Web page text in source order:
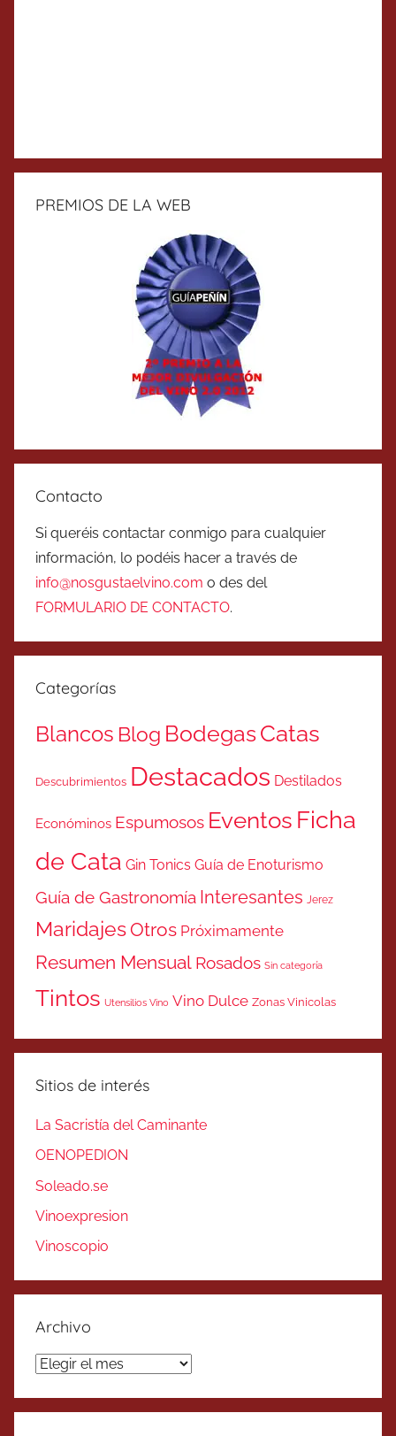
PREMIOS DE LA WEB
Contacto
Si queréis contactar conmigo para cualquier
información, lo podéis hacer a través de
info@nosgustaelvino.com o des del
FORMULARIO DE CONTACTO.
Categorías
Blancos Blog BodegasCatas
Descubrimientos Destacados Destilados
Económinos Espumosos Eventos Ficha
de Cata Gin Tonics Guía de Enoturismo
Guía de Gastronomía Interesantes Jerez
MaridajesOtros Próximamente
Resumen Mensual Rosados Sin categoría
Tintos Utensilios Vino Vino Dulce Zonas Vinicolas
Sitios de interés
La Sacristía del Caminante
OENOPEDION
Soleado.se
Vinoexpresion
Vinoscopio
Archivo
Archivo